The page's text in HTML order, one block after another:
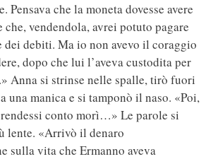
Pensava che la moneta dovesse avere
che, vendendola, avrei potuto pagare
dei debiti. Ma io non avevo il coraggio
dopo che lui l’aveva custodita per
Anna si strinse nelle spalle, tirò fuori
una manica e si tamponò il naso. «Poi,
conto morì…» Le parole si
lente. «Arrivò il denaro
sulla vita che Ermanno aveva